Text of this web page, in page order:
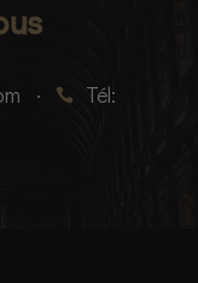
·
Tél: